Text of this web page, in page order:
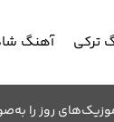
ترکی آهنگ
روز را